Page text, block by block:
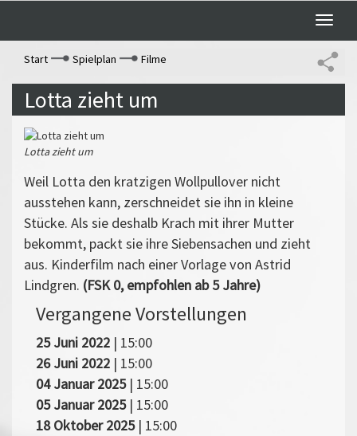
Toggle
Start
Spielplan Filme
Lotta zieht um
Lotta zieht um
Weil Lotta den kratzigen Wollpullover nicht
ausstehen kann, zerschneidet sie ihn in kleine
Stücke. Als sie deshalb Krach mit ihrer Mutter
bekommt, packt sie ihre Siebensachen und zieht
aus. Kinderfilm nach einer Vorlage von Astrid
Lindgren. (FSK 0, empfohlen ab 5 Jahre)
Vergangene Vorstellungen
25 Juni 2022 | 15:00
26 Juni 2022 | 15:00
04 Januar 2025| 15:00
05 Januar 2025| 15:00
18 Oktober 2025| 15:00